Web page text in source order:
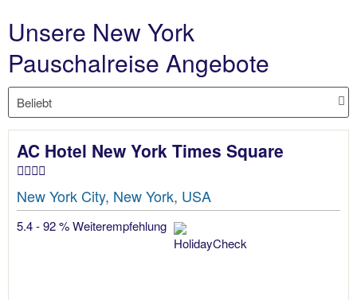
Unsere New York
Pauschalreise Angebote
AC Hotel New York Times Square
New York City, New York, USA
5.4 - 92 % Weiterempfehlung